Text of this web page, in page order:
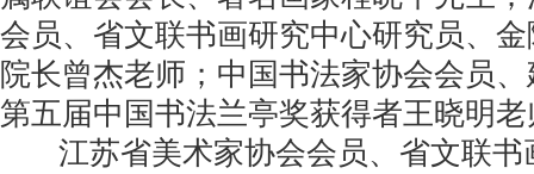
会员、省文联书画研究中心研究员、
院长曾杰老师；中国书法家协会会员
第五届中国书法兰亭奖获得者王晓明
江苏省美术家协会会员、省文联书